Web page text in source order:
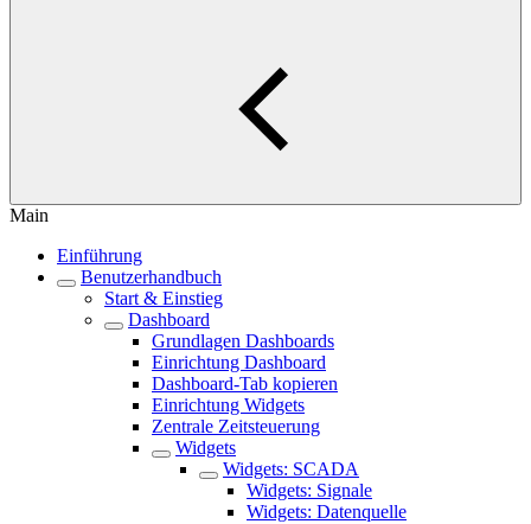
Main
Einführung
Benutzerhandbuch
Start & Einstieg
Dashboard
Grundlagen Dashboards
Einrichtung Dashboard
Dashboard-Tab kopieren
Einrichtung Widgets
Zentrale Zeitsteuerung
Widgets
Widgets: SCADA
Widgets: Signale
Widgets: Datenquelle